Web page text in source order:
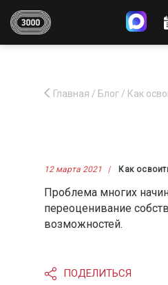
Главная / Блог / Как
12 марта 2021 Как
Проблема многих
переоценивание
возможностей.
ПОДЕЛИТЬСЯ